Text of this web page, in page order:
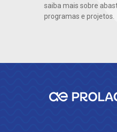
saiba mais sobre
programas e projetos.